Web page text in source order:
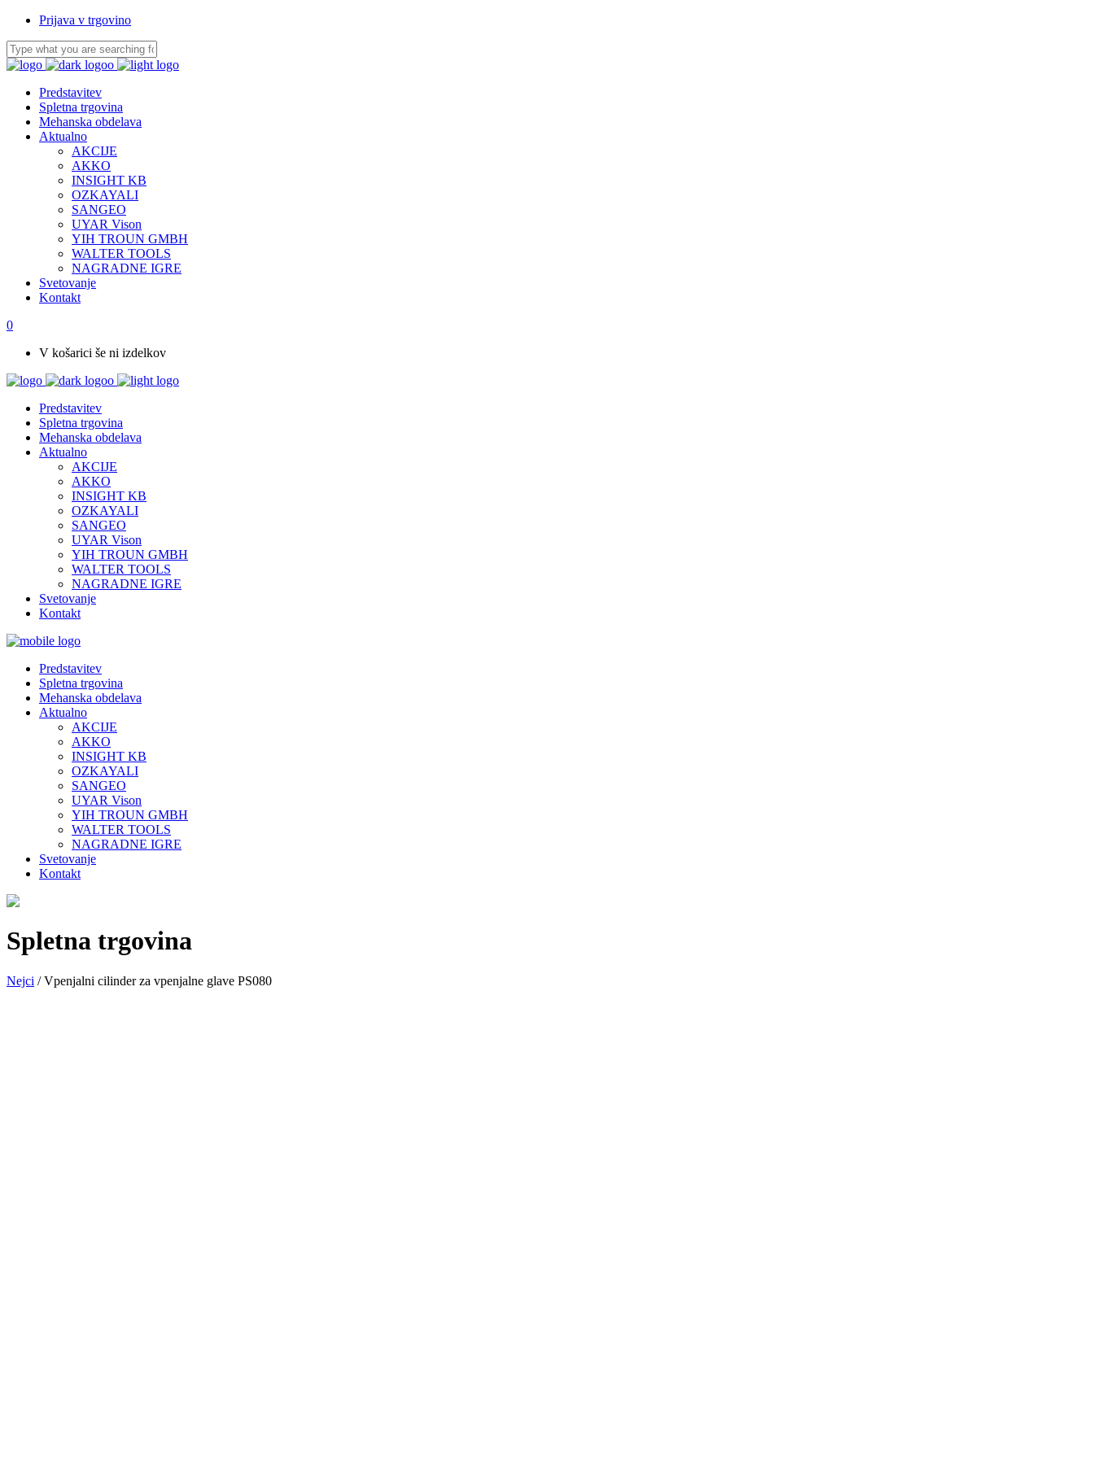
Prijava v trgovino
Predstavitev
Spletna trgovina
Mehanska obdelava
Aktualno
AKCIJE
AKKO
INSIGHT KB
OZKAYALI
SANGEO
UYAR Vison
YIH TROUN GMBH
WALTER TOOLS
NAGRADNE IGRE
Svetovanje
Kontakt
0
V košarici še ni izdelkov
Predstavitev
Spletna trgovina
Mehanska obdelava
Aktualno
AKCIJE
AKKO
INSIGHT KB
OZKAYALI
SANGEO
UYAR Vison
YIH TROUN GMBH
WALTER TOOLS
NAGRADNE IGRE
Svetovanje
Kontakt
Predstavitev
Spletna trgovina
Mehanska obdelava
Aktualno
AKCIJE
AKKO
INSIGHT KB
OZKAYALI
SANGEO
UYAR Vison
YIH TROUN GMBH
WALTER TOOLS
NAGRADNE IGRE
Svetovanje
Kontakt
Spletna trgovina
Nejci /Vpenjalni cilinder za vpenjalne glave PS080